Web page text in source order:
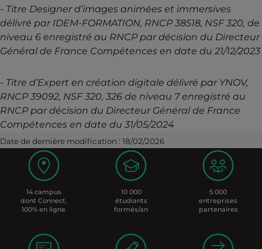
- Titre Designer d’images animées et immersives
délivré par IDEM-FORMATION, RNCP 38518, NSF 320, de
niveau 6 enregistré au RNCP par décision du Directeur
Général de France Compétences en date du 21/12/2023
- Titre d’Expert en création digitale délivré par YNOV,
RNCP 39092, NSF 320, 326 de niveau 7 enregistré au
RNCP par décision du Directeur Général de France
Compétences en date du 31/05/2024
Date de dernière modification : 18/02/2026
14 campus
dont Connect,
100% en ligne
10 000
étudiants
formés/an
5 000
entreprises
partenaires